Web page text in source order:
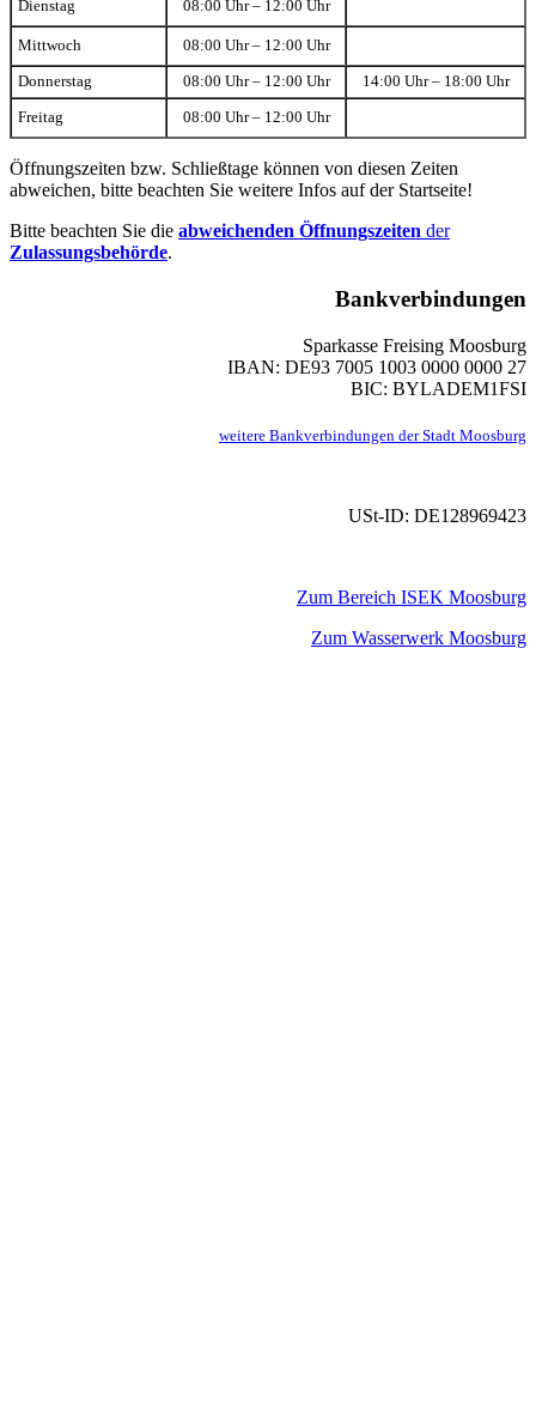
Dienstag 08:00 Uhr – 12:00 Uhr
Mittwoch 08:00 Uhr – 12:00 Uhr
Donnerstag 08:00 Uhr – 12:00 Uhr 14:00 Uhr – 18:00 Uhr
Freitag 08:00 Uhr – 12:00 Uhr
Öffnungszeiten bzw. Schließtage können von diesen Zeiten
abweichen, bitte beachten Sie weitere Infos auf der Startseite!
Bitte beachten Sie die abweichenden Öffnungszeiten der
Zulassungsbehörde.
Bankverbindungen
Sparkasse Freising Moosburg
IBAN: DE93 7005 1003 0000 0000 27
BIC: BYLADEM1FSI
weitere Bankverbindungen der Stadt Moosburg
USt-ID: DE128969423
Zum Bereich ISEK Moosburg
Zum Wasserwerk Moosburg